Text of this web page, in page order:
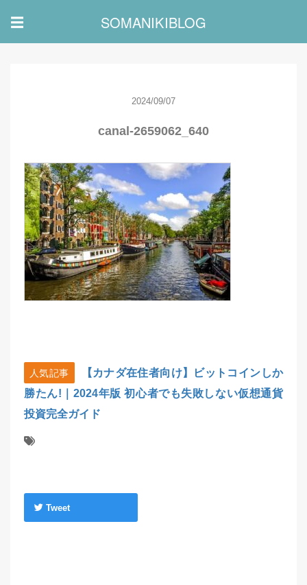
☰ SOMANIKIBLOG
2024/09/07
canal-2659062_640
人気記事
【カナダ在住者向け】ビットコインしか
勝たん!｜2024年版 初心者でも失敗しない仮想通貨
投資完全ガイド
Tweet